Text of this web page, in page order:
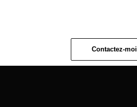
Contactez-moi